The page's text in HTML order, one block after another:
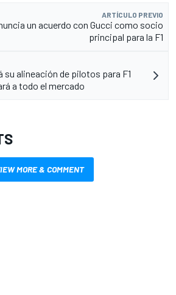
ARTÍCULO PREVIO
un acuerdo con Gucci como socio
principal para la F1
su alineación de pilotos para F1
a todo el mercado
MORE & COMMENT